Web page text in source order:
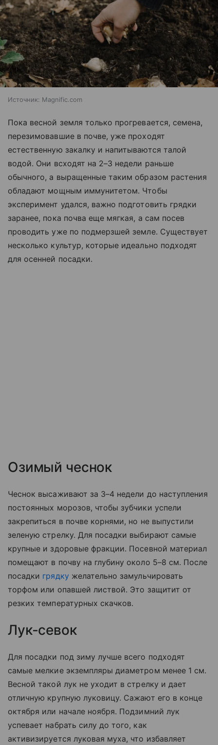
Источник: Magnific.com
Пока весной земля только прогревается, семена,
перезимовавшие в почве, уже проходят
естественную закалку и напитываются талой
водой. Они всходят на 2–3 недели раньше
обычного, а выращенные таким образом растения
обладают мощным иммунитетом. Чтобы
эксперимент удался, важно подготовить грядки
заранее, пока почва еще мягкая, а сам посев
проводить уже по подмерзшей земле. Существует
несколько культур, которые идеально подходят
для осенней посадки.
Озимый чеснок
Чеснок высаживают за 3–4 недели до наступления
постоянных морозов, чтобы зубчики успели
закрепиться в почве корнями, но не выпустили
зеленую стрелку. Для посадки выбирают самые
крупные и здоровые фракции. Посевной материал
помещают в почву на глубину около 5–8 см. После
посадки грядку желательно замульчировать
торфом или опавшей листвой. Это защитит от
резких температурных скачков.
Лук-севок
Для посадки под зиму лучше всего подходят
самые мелкие экземпляры диаметром менее 1 см.
Весной такой лук не уходит в стрелку и дает
отличную крупную луковицу. Сажают его в конце
октября или начале ноября. Подзимний лук
успевает набрать силу до того, как
активизируется луковая муха, что избавляет